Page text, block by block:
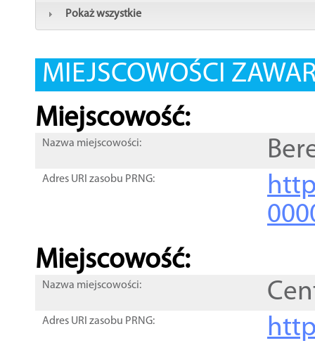
Pokaż wszystkie
MIEJSCOWOŚCI
Miejscowość:
Nazwa miejscowości:
Adres URI zasobu PRNG:
Miejscowość:
Nazwa miejscowości:
Adres URI zasobu PRNG: